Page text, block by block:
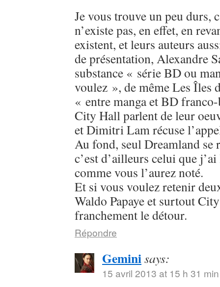
Je vous trouve un peu durs,
n’existe pas, en effet, en
existent, et leurs auteurs
de présentation, Alexandre
substance « série BD ou
voulez », de même Les Îles
« entre manga et BD
City Hall parlent de leur
et Dimitri Lam récuse
Au fond, seul Dreamland se
c’est d’ailleurs celui que
comme vous l’aurez noté.
Et si vous voulez retenir
Waldo Papaye et surtout
franchement le détour.
Répondre
Geminisays:
15 avril 2013 at 15 h 31 min